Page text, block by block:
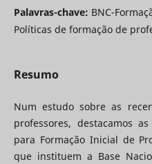
Palavras-chave: BNC-
Políticas de formação de
Resumo
Num estudo sobre as
professores, destacamos
para Formação Inicial de
que instituem a Base